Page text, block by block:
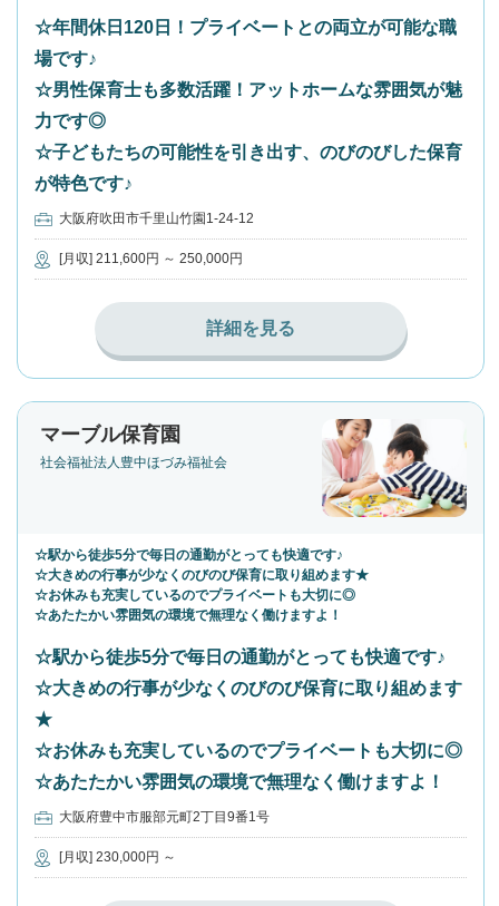
☆年間休日120日！プライベートとの両立が可能な職
場です♪
☆男性保育士も多数活躍！アットホームな雰囲気が魅
力です◎
☆子どもたちの可能性を引き出す、のびのびした保育
が特色です♪
大阪府吹田市千里山竹園1-24-12
[月収] 211,600円 ～ 250,000円
詳細を見る
マーブル保育園
社会福祉法人豊中ほづみ福祉会
☆駅から徒歩5分で毎日の通勤がとっても快適です♪
☆大きめの行事が少なくのびのび保育に取り組めます★
☆お休みも充実しているのでプライベートも大切に◎
☆あたたかい雰囲気の環境で無理なく働けますよ！
☆駅から徒歩5分で毎日の通勤がとっても快適です♪
☆大きめの行事が少なくのびのび保育に取り組めます
★
☆お休みも充実しているのでプライベートも大切に◎
☆あたたかい雰囲気の環境で無理なく働けますよ！
大阪府豊中市服部元町2丁目9番1号
[月収] 230,000円 ～